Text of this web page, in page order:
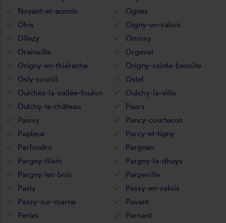
Noyant-et-aconin
Ognes
Ohis
Oigny-en-valois
Ollezy
Omissy
Orainville
Orgeval
Origny-en-thiérache
Origny-sainte-benoite
Osly-courtil
Ostel
Oulches-la-vallée-foulon
Oulchy-la-ville
Oulchy-le-château
Paars
Paissy
Pancy-courtecon
Papleux
Parcy-et-tigny
Parfondru
Pargnan
Pargny-filain
Pargny-la-dhuys
Pargny-les-bois
Parpeville
Pasly
Passy-en-valois
Passy-sur-marne
Pavant
Perles
Pernant